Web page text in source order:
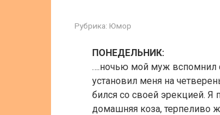
Рубрика: Юмор
ПОНЕДЕЛЬНИК:
….ночью мой муж вспомнил о
установил меня на
бился со своей эрекцией. Я
домашняя коза, терпеливо